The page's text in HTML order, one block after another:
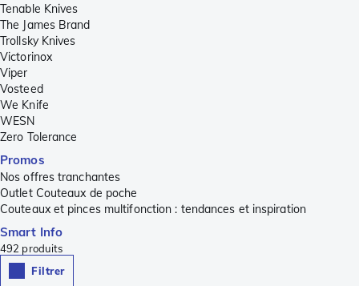
Tenable Knives
The James Brand
Trollsky Knives
Victorinox
Viper
Vosteed
We Knife
WESN
Zero Tolerance
Promos
Nos offres tranchantes
Outlet Couteaux de poche
Couteaux et pinces multifonction : tendances et inspiration
Smart Info
492 produits
Filtrer